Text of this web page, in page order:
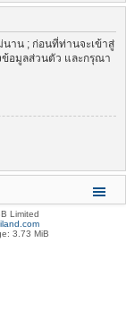
าน ; ก่อนที่ท่านจะเข้าสู่
ข้อมูลส่วนตัว และกรุณา
Limited
3.73 MiB